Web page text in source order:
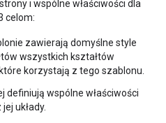
i wspólne właściwości dla
celom:
zawierają domyślne style
wszystkich kształtów
korzystają z tego szablonu.
definiują wspólne właściwości
układy.